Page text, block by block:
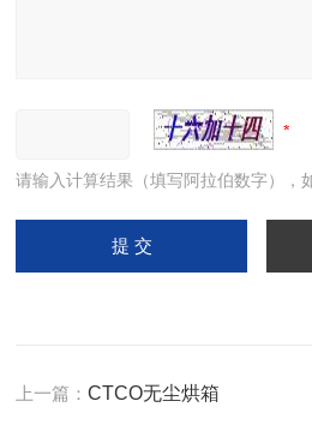
请输入计算结果（填写阿拉伯数字），
上一篇：CTCO无尘烘箱